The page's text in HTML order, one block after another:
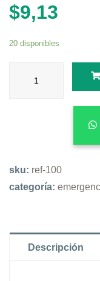
$9,13
20 disponibles
sku: ref-100
categoría:
Descripción